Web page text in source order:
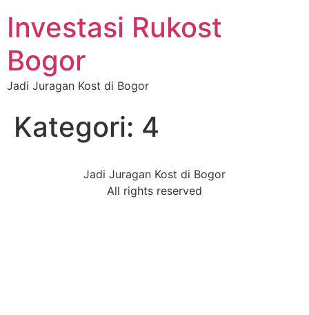
Investasi Rukost
Bogor
Jadi Juragan Kost di Bogor
Kategori: 4
Jadi Juragan Kost di Bogor
All rights reserved